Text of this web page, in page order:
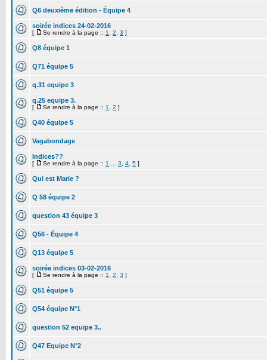
Q6 deuxième édition - Équipe 4
soirée indices 24-02-2016
[ Se rendre à la page :: 1 2 3 ]
Q8 équipe 1
Q71 équipe 5
q.31 equipe 3
q.25 equipe 3.
[ Se rendre à la page :: 1 2 ]
Q40 équipe 5
Vagabondage
Indices??
[ Se rendre à la page :: 1 3 4 5 ]
Qui est Marie ?
Q 58 équipe 2
question 43 équipe 3
Q56 - Équipe 4
Q13 équipe 5
soirée indices 03-02-2016
[ Se rendre à la page :: 1 2 3 ]
Q51 équipe 5
Q54 équipe N°1
question 52 equipe 3..
Q47 Equipe N°2